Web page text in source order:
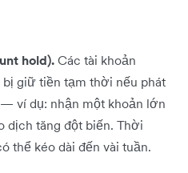
hold). Các tài khoản
bị giữ tiền tạm thời nếu phát
ví dụ: nhận một khoản lớn
dịch tăng đột biến. Thời
thể kéo dài đến vài tuần.